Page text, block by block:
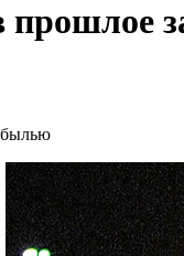
прошлое